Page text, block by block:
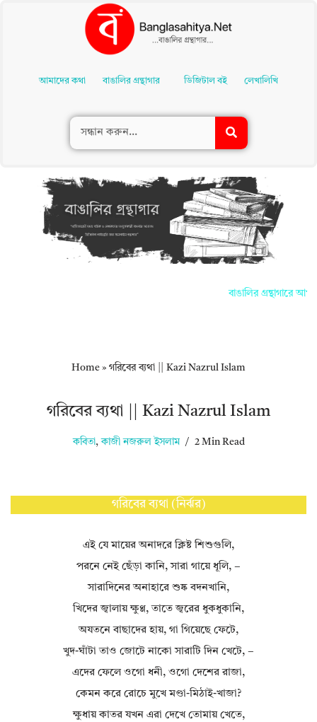
Contentআমাদের কথা বাঙালির গ্রন্থাগার ডিজিটাল বই লেখালিখি
বাঙালির গ্রন্থাগারে
Home » গরিবের ব্যথা || Kazi Nazrul Islam
গরিবের ব্যথা || Kazi Nazrul Islam
কবিতা, কাজী নজরুল ইসলাম 2 Min Read
গরিবের ব্যথা (নির্ঝর)
এই যে মায়ের অনাদরে ক্লিষ্ট শিশুগুলি,
পরনে নেই ছেঁড়া কানি, সারা গায়ে ধূলি, −
সারাদিনের অনাহারে শুষ্ক বদনখানি,
খিদের জ্বালায় ক্ষুণ্ণ, তাতে জ্বরের ধুকধুকানি,
অযতনে বাছাদের হায়, গা গিয়েছে ফেটে,
খুদ-ঘাঁটা তাও জোটে নাকো সারাটি দিন খেটে, −
এদের ফেলে ওগো ধনী, ওগো দেশের রাজা,
কেমন করে রোচে মুখে মণ্ডা-মিঠাই-খাজা?
ক্ষুধায় কাতর যখন এরা দেখে তোমায় খেতে,